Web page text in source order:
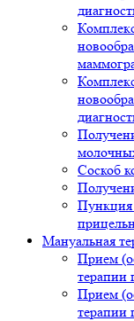
Соскоб
Пункция
Мануальная
Прием
терапии
Прием
терапии